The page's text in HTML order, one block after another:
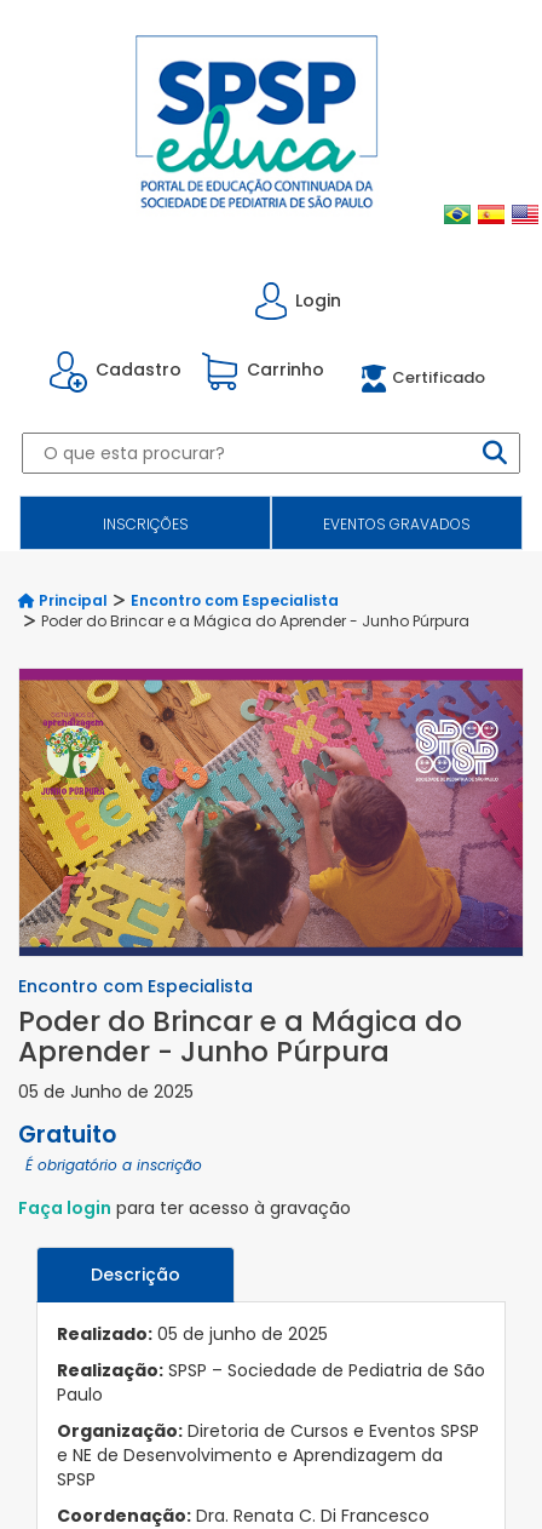
Login
Cadastro Carrinho Certificado
INSCRIÇÕES EVENTOS GRAVADOS
Principal
Encontro com Especialista
Poder do Brincar e a Mágica do Aprender - Junho Púrpura
Encontro com Especialista
Poder do Brincar e a Mágica do
Aprender - Junho Púrpura
05 de Junho de 2025
Gratuito
É obrigatório a inscrição
Faça login para ter acesso à gravação
Descrição
Realizado: 05 de junho de 2025
Realização: SPSP – Sociedade de Pediatria de São
Paulo
Organização: Diretoria de Cursos e Eventos SPSP
e NE de Desenvolvimento e Aprendizagem da
SPSP
Coordenação: Dra. Renata C. Di Francesco